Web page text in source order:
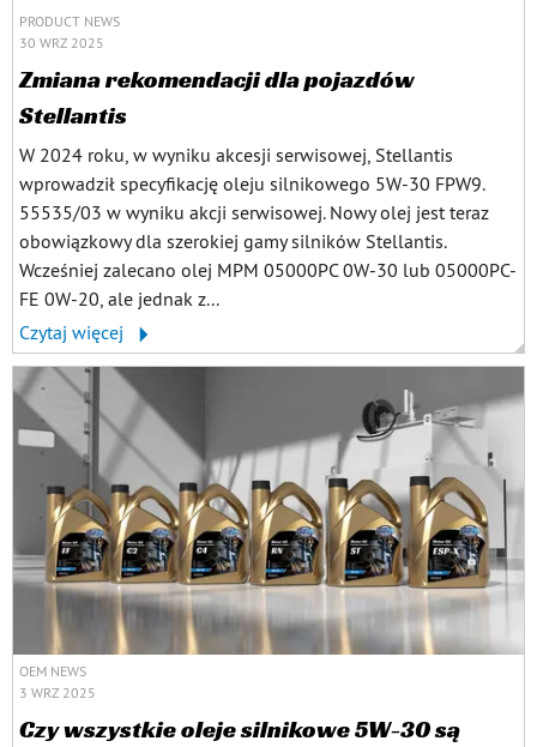
PRODUCT NEWS
30 WRZ 2025
Zmiana rekomendacji dla pojazdów
Stellantis
W 2024 roku, w wyniku akcesji serwisowej, Stellantis
wprowadził specyfikację oleju silnikowego 5W-30 FPW9.
55535/03 w wyniku akcji serwisowej. Nowy olej jest teraz
obowiązkowy dla szerokiej gamy silników Stellantis.
Wcześniej zalecano olej MPM 05000PC 0W-30 lub 05000PC-
FE 0W-20, ale jednak z...
Czytaj więcej
OEM NEWS
3 WRZ 2025
Czy wszystkie oleje silnikowe 5W-30 są